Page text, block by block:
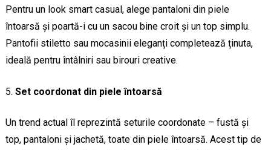
Pentru un look smart casual, alege pantaloni din piele
întoarsă și poartă-i cu un sacou bine croit și un top simplu.
Pantofii stiletto sau mocasinii eleganți completează ținuta,
ideală pentru întâlniri sau birouri creative.
Set coordonat din piele întoarsă
Un trend actual îl reprezintă seturile coordonate – fustă și
top, pantaloni și jachetă, toate din piele întoarsă. Acest tip de